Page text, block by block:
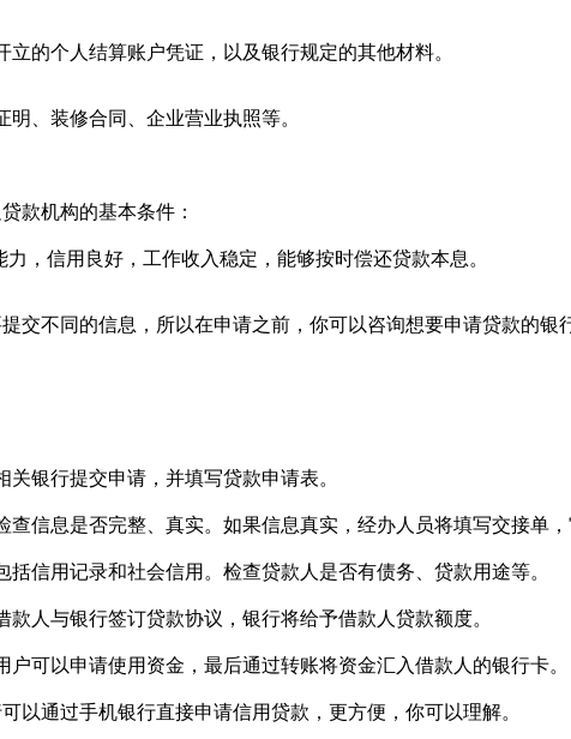
的个人结算账户凭证，以及银行规定的其他材料。
、装修合同、企业营业执照等。
款机构的基本条件：
，信用良好，工作收入稳定，能够按时偿还贷款本息。
交不同的信息，所以在申请之前，你可以咨询想要申请贷款的银
银行提交申请，并填写贷款申请表。
查信息是否完整、真实。如果信息真实，经办人员将填写交接单
信用记录和社会信用。检查贷款人是否有债务、贷款用途等。
人与银行签订贷款协议，银行将给予借款人贷款额度。
可以申请使用资金，最后通过转账将资金汇入借款人的银行卡。
以通过手机银行直接申请信用贷款，更方便，你可以理解。